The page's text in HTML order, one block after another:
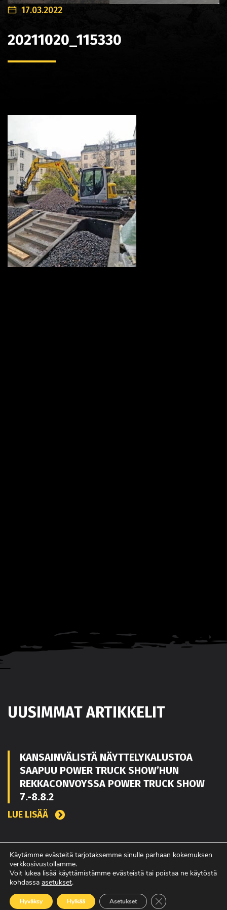
17.03.2022
20211020_115330
UUSIMMAT ARTIKKELIT
KANSAINVÄLISTÄ NÄYTTELYKALUSTOA
SAAPUU POWER TRUCK SHOW’HUN
REKKACONVOYSSA POWER TRUCK SHOW
7.-8.8.2
LUE LISÄÄ
TOUKO KAAKKO VAHVISTAMAAN MATEKON
MYYNTIÄ PIRKANMAALLA
LUE LISÄÄ
Käytämme evästeitä tarjotaksemme sinulle parhaan kokemuksen
verkkosivustollamme.
Voit lukea lisää käyttämistämme evästeistä tai poistaa ne käytöstä
kohdassa asetukset.
Hyväksy Hylkää Asetukset Sulje evästebanneri